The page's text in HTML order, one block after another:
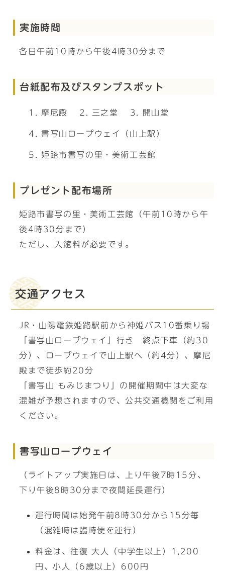
実施時間
各日午前10時から午後4時30分まで
台紙配布及びスタンプスポット
摩尼殿 三之堂 開山堂
書写山ロープウェイ（山上駅）
姫路市書写の里・美術工芸館
プレゼント配布場所
姫路市書写の里・美術工芸館（午前10時から午
後4時30分まで）
ただし、入館料が必要です。
交通アクセス
JR・山陽電鉄姫路駅前から神姫バス10番乗り場
「書写山ロープウェイ」行き 終点下車（約30
分）、ロープウェイで山上駅へ（約4分）、摩尼
殿まで徒歩約20分
「書写山 もみじまつり」の開催期間中は大変な
混雑が予想されますので、公共交通機関をご利用
ください。
書写山ロープウェイ
（ライトアップ実施日は、上り午後7時15分、
下り午後8時30分まで夜間延長運行）
運行時間は始発午前8時30分から15分毎
（混雑時は臨時便を運行）
料金は、往復 大人（中学生以上）1,200
円、小人（6歳以上）600円